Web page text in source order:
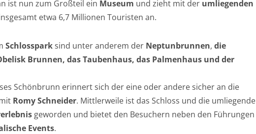
ist nun zum Großteil ein Museum und zieht mit der umliegenden
etwa 6,7 Millionen Touristen an.
Schlossparksind unter anderem der Neptunbrunnen, die
Brunnen, das Taubenhaus, das Palmenhaus und der
Schönbrunn erinnert sich der eine oder andere sicher an die
Romy Schneider. Mittlerweile ist das Schloss und die umliegende
geworden und bietet den Besuchern neben den Führungen
Events.